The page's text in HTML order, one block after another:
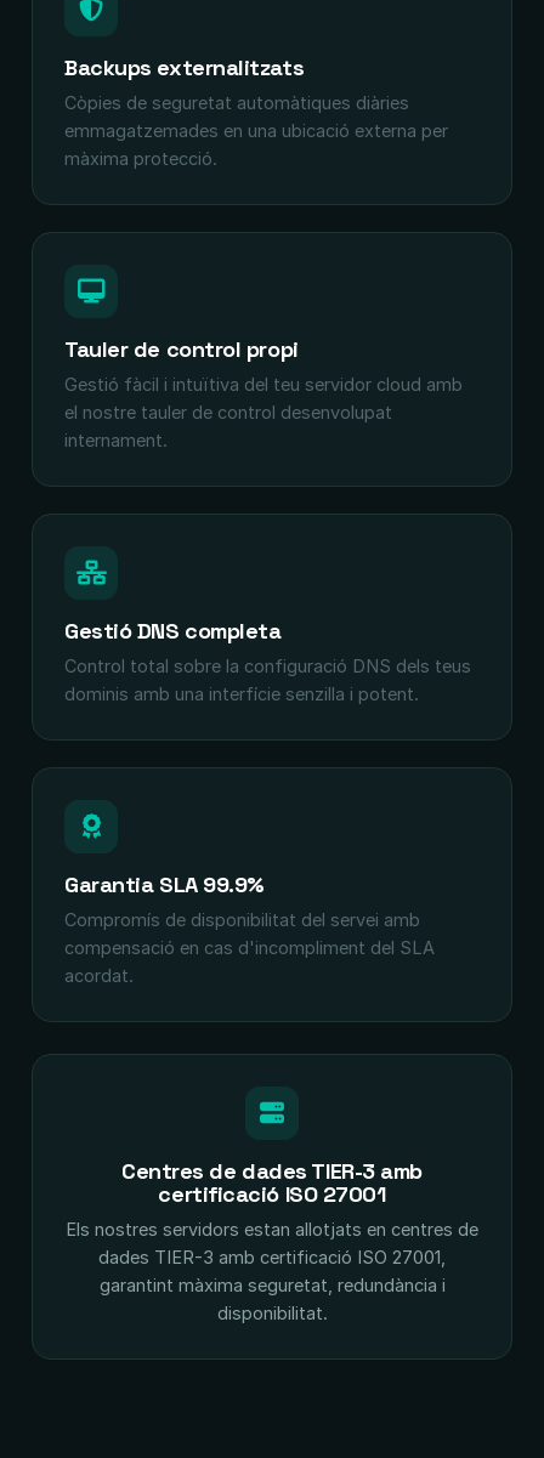
Backups externalitzats
Còpies de seguretat automàtiques diàries
emmagatzemades en una ubicació externa per
màxima protecció.
Tauler de control propi
Gestió fàcil i intuïtiva del teu servidor cloud amb
el nostre tauler de control desenvolupat
internament.
Gestió DNS completa
Control total sobre la configuració DNS dels teus
dominis amb una interfície senzilla i potent.
Garantia SLA 99.9%
Compromís de disponibilitat del servei amb
compensació en cas d'incompliment del SLA
acordat.
Centres de dades TIER-3 amb
certificació ISO 27001
Els nostres servidors estan allotjats en centres de
dades TIER-3 amb certificació ISO 27001,
garantint màxima seguretat, redundància i
disponibilitat.